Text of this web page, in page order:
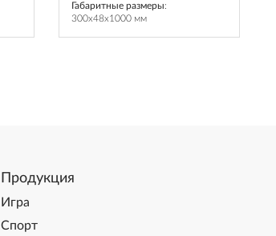
Габаритные размеры:
300x48x1000 мм
Продукция
Игра
Спорт